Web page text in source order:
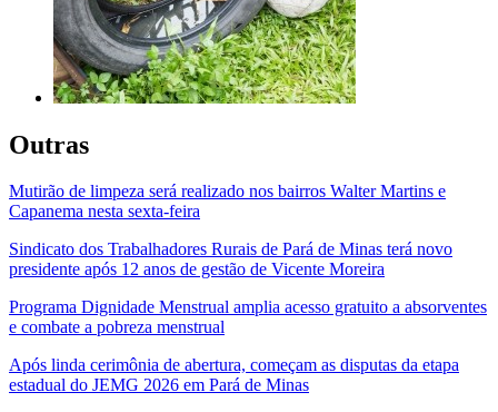
Outras
Mutirão de limpeza será realizado nos bairros Walter Martins e
Capanema nesta sexta-feira
Sindicato dos Trabalhadores Rurais de Pará de Minas terá novo
presidente após 12 anos de gestão de Vicente Moreira
Programa Dignidade Menstrual amplia acesso gratuito a absorventes
e combate a pobreza menstrual
Após linda cerimônia de abertura, começam as disputas da etapa
estadual do JEMG 2026 em Pará de Minas